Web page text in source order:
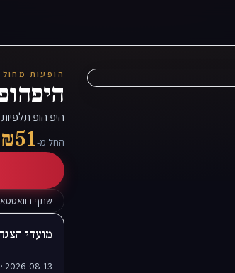
הופעות מחול
היפ הופ
החל מ-₪51
שתף
מועדי
2026-08-13 · 21:00